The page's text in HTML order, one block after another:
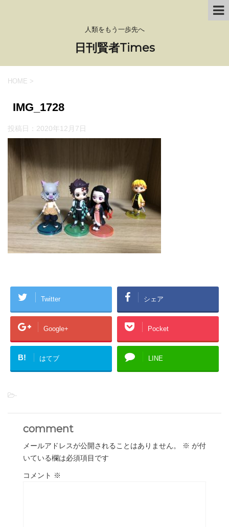
人類をもう一歩先へ
日刊賢者Times
HOME >
IMG_1728
投稿日： 2020年12月7日
Twitter シェア
Google+ Pocket
B! はてブ LINE
-
comment
メールアドレスが公開されることはありません。 ※ が付
いている欄は必須項目です
コメント ※